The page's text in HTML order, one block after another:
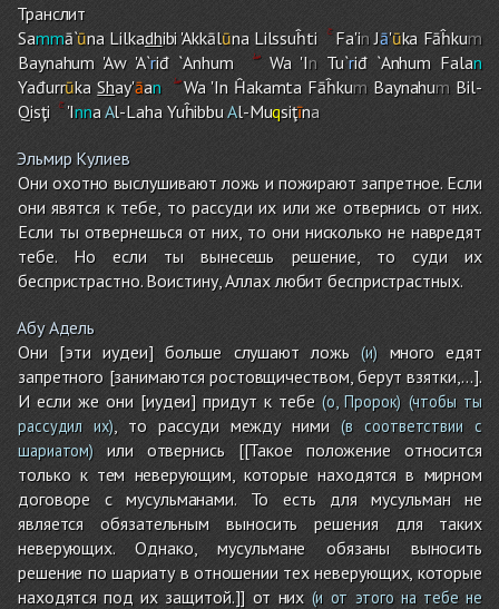
Транслит
Sammā`ūna Lilkadhibi 'Akkālūna LilssuĥtiFa'inJā'ūka Fāĥkum
Baynahum 'Aw 'A`riđ `Anhum Wa 'InTu`riđ `Anhum Falan
YađurrūkaShay'āan Wa 'In Ĥakamta FāĥkumBaynahum Bil-
Qisţi'InnaAl-LahaYuĥibbuAl-Muqsiţīna
Эльмир Кулиев
Они охотно выслушивают ложь и пожирают запретное. Если
они явятся к тебе, то рассуди их или же отвернись от них.
Если ты отвернешься от них, то они нисколько не навредят
тебе. Но если ты вынесешь решение, то суди их
беспристрастно. Воистину, Аллах любит беспристрастных.
Абу Адель
Они [эти иудеи] больше слушают ложь (и) много едят
запретного [занимаются ростовщичеством, берут взятки,...].
И если же они [иудеи] придут к тебе(о, Пророк) (чтобы ты
рассудил их) , то рассуди между ними(в соответствии с
шариатом) или отвернись [[Такое положение относится
только к тем неверующим, которые находятся в мирном
договоре с мусульманами. То есть для мусульман не
является обязательным выносить решения для таких
неверующих. Однако, мусульмане обязаны выносить
решение по шариату в отношении тех неверующих, которые
находятся под их защитой.]] от них (и от этого на тебе не